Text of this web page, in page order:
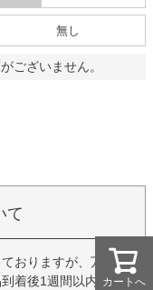
無し
ございません。
て
おりますが、万一
着後1週間以内におカートへ
カートへ